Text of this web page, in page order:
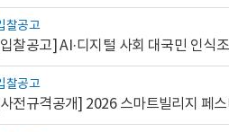
찰공고
찰공고] AI·디지털 사회 대국민 인식
찰공고
전규격공개] 2026 스마트빌리지 페스